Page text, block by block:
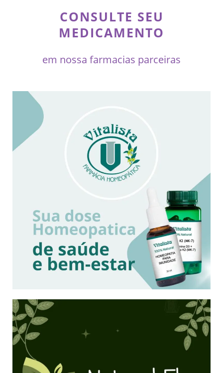
CONSULTE SEU
MEDICAMENTO
em nossa farmacias parceiras